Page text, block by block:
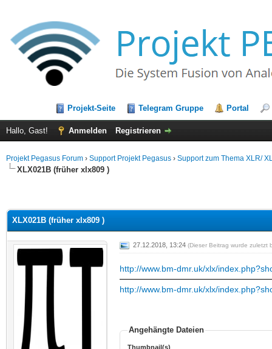
Projekt-Seite Telegram Gruppe Portal
Hallo, Gast! Anmelden Registrieren
Projekt Pegasus Forum › Support Projekt Pegasus › Support zum Thema XLR/
XLX021B (früher xlx809 )
XLX021B (früher xlx809 )
27.12.2018, 13:24 (Dieser Beitrag wurde
http://www.bm-dmr.uk/xlx/
http://www.bm-dmr.uk/xlx/
Angehängte Dateien
Thumbnail(s)